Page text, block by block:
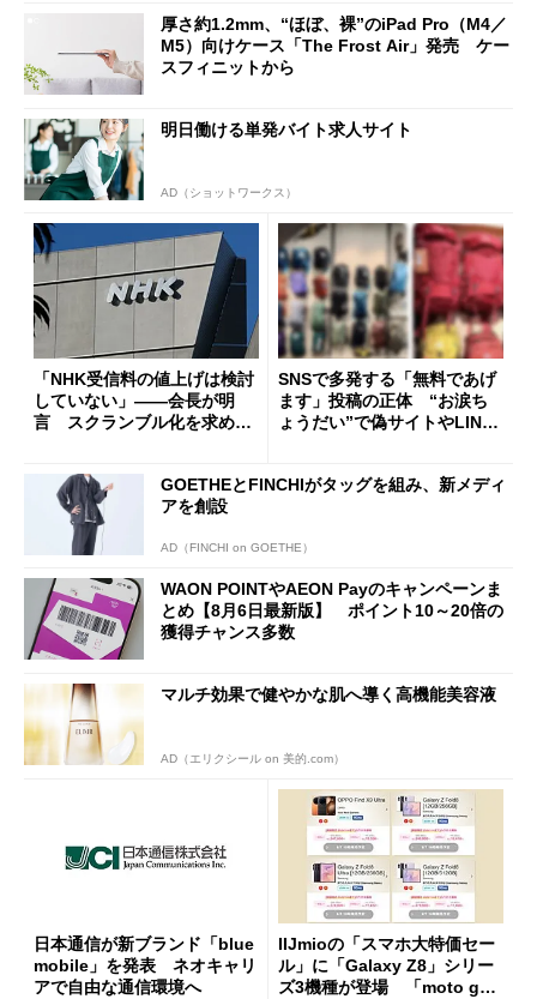
厚さ約1.2mm、“ほぼ、裸”のiPad Pro（M4／
M5）向けケース「The Frost Air」発売 ケー
スフィニットから
明日働ける単発バイト求人サイト
AD（ショットワークス）
「NHK受信料の値上げは検討
していない」――会長が明
言 スクランブル化を求める
SNSで多発する「無料であげ
ます」投稿の正体 “お涙ち
ょうだい”で偽サイトやLINE
GOETHEとFINCHIがタッグを組み、新メディ
アを創設
AD（FINCHI on GOETHE）
WAON POINTやAEON Payのキャンペーンま
とめ【8月6日最新版】 ポイント10～20倍の
獲得チャンス多数
マルチ効果で健やかな肌へ導く高機能美容液
AD（エリクシール on 美的.com）
日本通信が新ブランド「blue
mobile」を発表 ネオキャリ
アで自由な通信環境へ
IIJmioの「スマホ大特価セー
ル」に「Galaxy Z8」シリー
ズ3機種が登場 「moto g37